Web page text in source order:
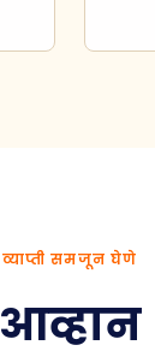
व्याप्ती समजून घेणे
आव्हान